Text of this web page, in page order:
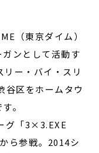
（東京ダイム）
ンとして活動す
ー・バイ・スリ
谷区をホームタウ
。
グ「3×3.EXE
ら参戦。2014シ